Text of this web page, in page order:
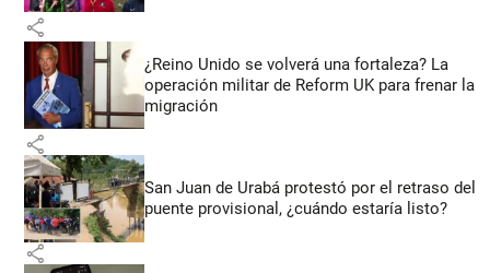
share
¿Reino Unido se volverá una fortaleza? La
operación militar de Reform UK para frenar la
migración
share
San Juan de Urabá protestó por el retraso del
puente provisional, ¿cuándo estaría listo?
share